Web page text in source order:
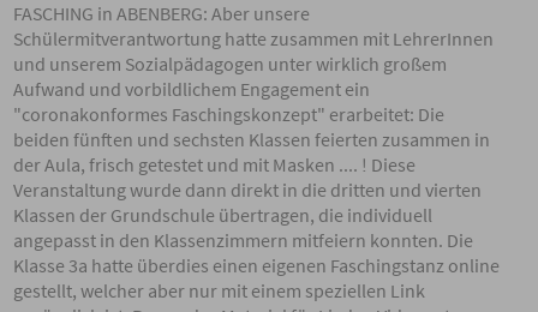
FASCHING in ABENBERG: Aber unsere
Schülermitverantwortung hatte zusammen mit LehrerInnen
und unserem Sozialpädagogen unter wirklich großem
Aufwand und vorbildlichem Engagement ein
"coronakonformes Faschingskonzept" erarbeitet: Die
beiden fünften und sechsten Klassen feierten zusammen in
der Aula, frisch getestet und mit Masken .... ! Diese
Veranstaltung wurde dann direkt in die dritten und vierten
Klassen der Grundschule übertragen, die individuell
angepasst in den Klassenzimmern mitfeiern konnten. Die
Klasse 3a hatte überdies einen eigenen Faschingstanz online
gestellt, welcher aber nur mit einem speziellen Link